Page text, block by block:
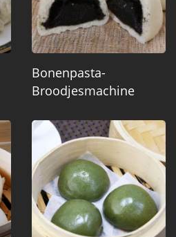
Bonenpasta-
Broodjesmachine